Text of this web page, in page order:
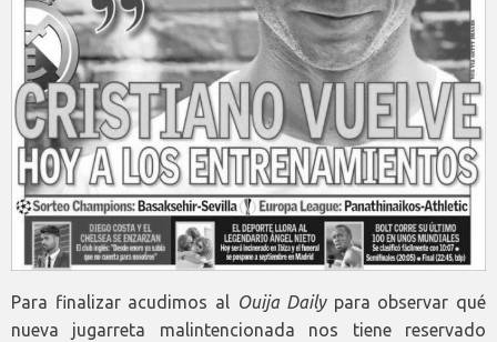
Para finalizar acudimos al Ouija Dailypara observar qué
nueva jugarreta malintencionada nos tiene reservado